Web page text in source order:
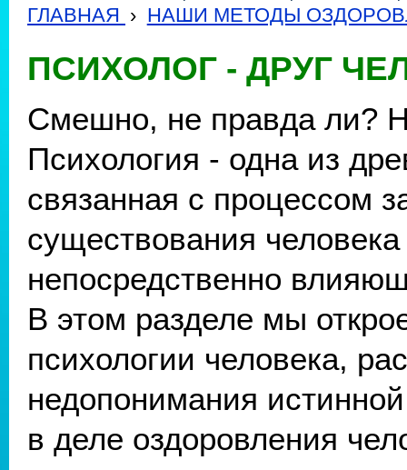
ГЛАВНАЯ › НАШИ МЕТОДЫ
ПСИХОЛОГ - ДРУГ
Смешно, не правда ли?
Психология - одна из
связанная с процессом
существования
непосредственно
В этом разделе мы
психологии человека,
недопонимания
в деле оздоровления